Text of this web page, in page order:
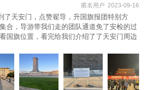
全手册》 ，请您认真阅读并切实遵守。
匿名用户 2023-09-16
了天安门，点赞翟导，升国旗报团特别方
合，导游带我们走的团队通道免了安检的过
国旗位置，看完给我们介绍了了天安门周边